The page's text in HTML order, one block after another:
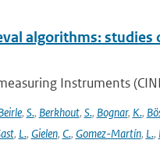
algorithms: studies
Instruments
, S., Berkhout, S., Bognar, K.,
, L., Gielen, C., Gomez-Martín, L.,